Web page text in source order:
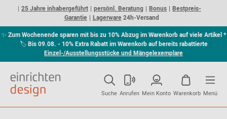
25 Jahre inhabergeführt persönl. Beratung Bonus
Bestpreis-
Garantie
Lagerware24h-Versand
✨ Zum Wochenende sparen mit bis zu 10% Abzug im Warenkorb auf viele Artikel *
🏷Bis 09.08. - 10% Extra Rabatt im Warenkorb auf bereits rabattierte
Einzel-/Ausstellungsstücke und Mängelexemplare
Suche Anrufen Mein Konto Warenkorb Menü